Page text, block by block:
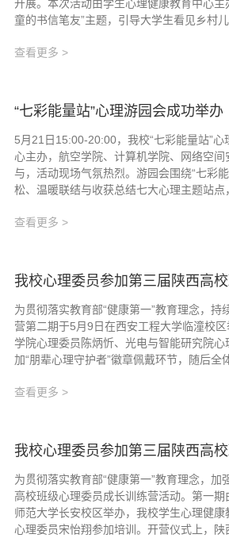
开展。本次活动由学生心理健康教育中心
童的书信笔友”主题，引导大学生看见乡村
查看更多 >
“七彩能量站”心理游园会成功举办
5月21日15:00-20:00，我校“七彩能量站”
心主办，航空学院、计算机学院、网络空
与，活动现场气氛热烈。游园会围绕“七彩
松、温暖联结与收获总结七大心理主题站
查看更多 >
我校心理委员参加第三届陕西高
为贯彻落实教育部“健康第一”教育理念，
营第二期于5月9日在西安工程大学临潼校
学院心理委员陈炳忻、光电与智能研究院
加“朋辈心理守护者”徽章佩戴环节，随后全
查看更多 >
我校心理委员参加第三届陕西高
为贯彻落实教育部“健康第一”教育理念，
高校班级心理委员成长训练营活动。第一
师范大学长安校区举办，我校学生心理健
心理委员宋怡翔参加培训。开营仪式上，陕